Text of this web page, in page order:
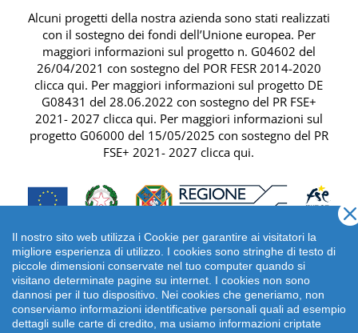
Il nostro sito web utilizza i Cookie per garantire ai visitatori la
migliore esperienza di utilizzo. I cookies sono stringhe di testo di
piccole dimensioni conservate nel tuo computer quando si
visitano determinate pagine su internet. I cookies non sono
dannosi per il tuo dispositivo. Nei cookies che generiamo, non
conserviamo informazioni identificative personali quali ad esempio
dettagli sulle carte di credito, ma usiamo informazioni criptate
Alcuni progetti della nostra azienda sono stati realizzati
con il sostegno dei fondi dell’Unione europea. Per
maggiori informazioni sul progetto n. G04602 del
26/04/2021 con sostegno del POR FESR 2014-2020
clicca qui. Per maggiori informazioni sul progetto DE
G08431 del 28.06.2022 con sostegno del PR FSE+
2021- 2027 clicca qui. Per maggiori informazioni sul
progetto G06000 del 15/05/2025 con sostegno del PR
FSE+ 2021- 2027 clicca qui.